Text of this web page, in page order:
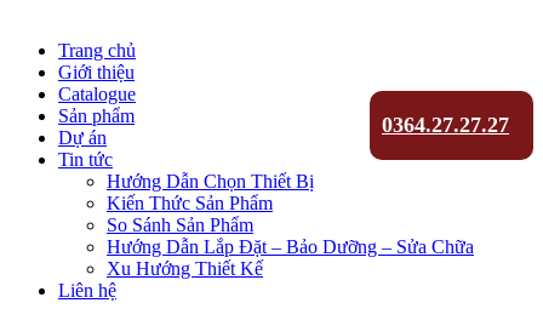
0364.27.27.27
Trang chủ
Giới thiệu
Catalogue
Sản phẩm
Dự án
Tin tức
Hướng Dẫn Chọn Thiết Bị
Kiến Thức Sản Phẩm
So Sánh Sản Phẩm
Hướng Dẫn Lắp Đặt – Bảo Dưỡng – Sửa Chữa
Xu Hướng Thiết Kế
Liên hệ